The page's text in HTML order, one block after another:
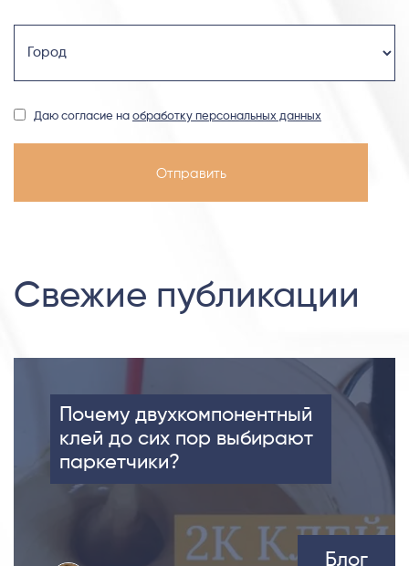
Даю согласие на обработку персональных данных
Свежие публикации
Почему двухкомпонентный
клей до сих пор выбирают
паркетчики?
Блог